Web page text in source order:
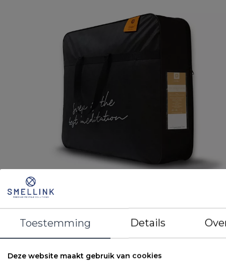
Toestemming Details
Deze website maakt gebruik van cookies